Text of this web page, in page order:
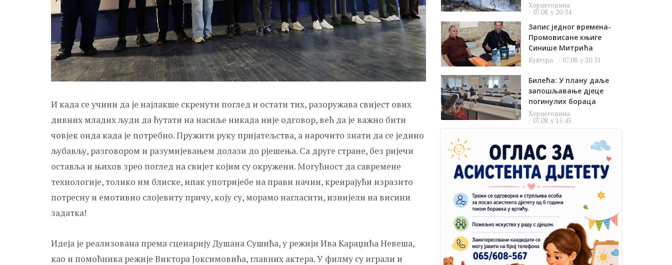
И када се учини да је најлакше скренути поглед и остати тих, разоружава свијест ових
дивних младих људи да ћутати на насиље никада није одговор, већ да је важно бити
човјек онда када је потребно. Пружити руку пријатељства, а нарочито знати да се једино
љубављу, разговором и разумијевањем долази до рјешења. Са друге стране, без ријечи
оставља и њихов зрео поглед на свијет којим су окружени. Могућност да савремене
технологије, толико им блиске, ипак употријебе на прави начин, креирајући изразито
потресну и емотивно слојевиту причу, коју су, морамо нагласити, изнијели на висини
задатка!
Идеја је реализована према сценарију Душана Сушића, у режији Ива Караџића Невеша,
као и помоћника режије Виктора Јоксимовића, главних актера. У филму су играли и
Херцеговина
07.08. у 20:34
Запис једног времена-
Промовисане књиге
Синише Митрића
Култура 07.08. у 20:31
Билећа: У плану даље
запошљавање дјеце
погинулих бораца
Херцеговина
07.08. у 15:45